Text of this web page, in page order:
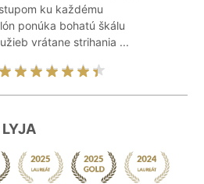
ku každému
ponúka bohatú škálu
vrátane strihania ...